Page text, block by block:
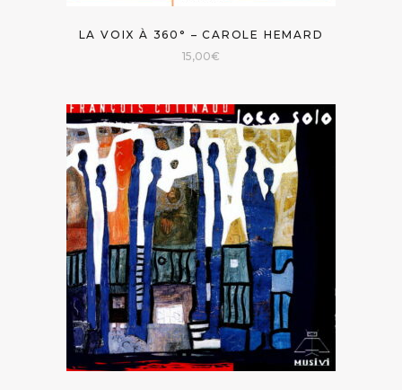
LA VOIX À 360° – CAROLE HEMARD
15,00€